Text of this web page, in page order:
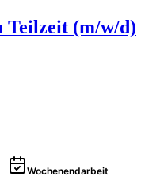
(m/w/d)
Wochenendarbeit